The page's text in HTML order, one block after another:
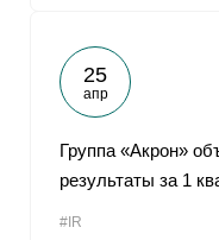
25
апр
Группа «Акрон»
результаты за 1
#IR